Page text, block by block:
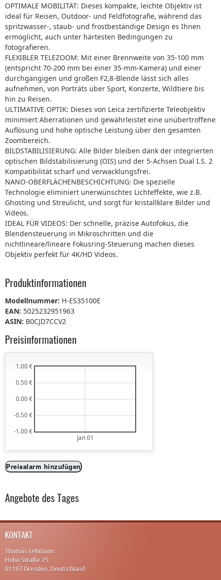
OPTIMALE MOBILITÄT: Dieses kompakte, leichte Objektiv ist
ideal für Reisen, Outdoor- und Feldfotografie, während das
spritzwasser-, staub- und frostbeständige Design es Ihnen
ermöglicht, auch unter härtesten Bedingungen zu
fotografieren.
FLEXIBLER TELEZOOM: Mit einer Brennweite von 35-100 mm
(entspricht 70-200 mm bei einer 35-mm-Kamera) und einer
durchgängigen und großen F2,8-Blende lässt sich alles
aufnehmen, von Porträts über Sport, Konzerte, Wildtiere bis
hin zu Reisen.
ULTIMATIVE OPTIK: Dieses von Leica zertifizierte Teleobjektiv
minimiert Aberrationen und gewährleistet eine unübertroffene
Auflösung und hohe optische Leistung über den gesamten
Zoombereich.
BILDSTABILISIERUNG: Alle Bilder bleiben dank der integrierten
optischen Bildstabilisierung (OIS) und der 5-Achsen Dual I.S. 2
Kompatibilität scharf und verwacklungsfrei.
NANO-OBERFLÄCHENBESCHICHTUNG: Die spezielle
Technologie eliminiert unerwünschtes Lichteffekte, wie z.B.
Ghosting und Streulicht, und sorgt für kristallklare Bilder und
Videos.
IDEAL FÜR VIDEOS: Der schnelle, präzise Autofokus, die
Blendensteuerung in Mikroschritten und die
nichtlineare/lineare Fokusring-Steuerung machen dieses
Objektiv perfekt für 4K/HD Videos.
Produktinformationen
Modellnummer: H-ES35100E
EAN: 5025232951963
ASIN: B0CJD7CCV2
Preisinformationen
Jan 01
-1.00 €
-0.50 €
0.00 €
0.50 €
1.00 €
Preisalarm hinzufügen
Angebote des Tages
KONTAKT
Thomas Lehmann
Hohe Straße 75
01187 Dresden, Deutschland